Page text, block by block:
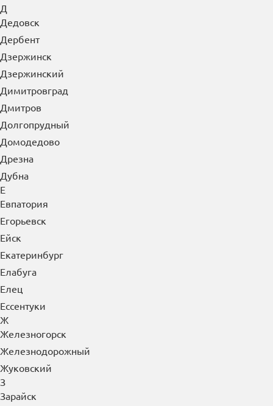
Д
Дедовск
Дербент
Дзержинск
Дзержинский
Димитровград
Дмитров
Долгопрудный
Домодедово
Дрезна
Дубна
Е
Евпатория
Егорьевск
Ейск
Екатеринбург
Елабуга
Елец
Ессентуки
Ж
Железногорск
Железнодорожный
Жуковский
З
Зарайск